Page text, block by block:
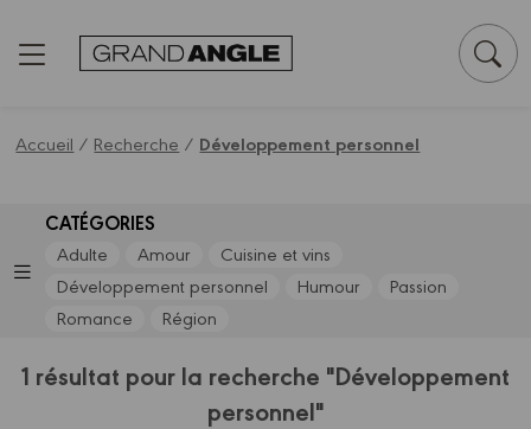
Accueil / Recherche / Développement personnel
CATÉGORIES
Adulte Amour
Cuisine et vins
Développement personnel
Humour
Passion
Romance
Région
1 résultat pour la recherche "Développement
personnel"